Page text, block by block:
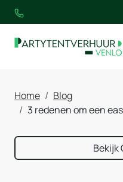
Home
Blog
3 redenen om een
Bekijk